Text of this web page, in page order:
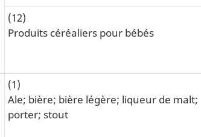
(12)
Produits céréaliers pour bébés
(1)
Ale; bière; bière légère; liqueur de malt;
porter; stout